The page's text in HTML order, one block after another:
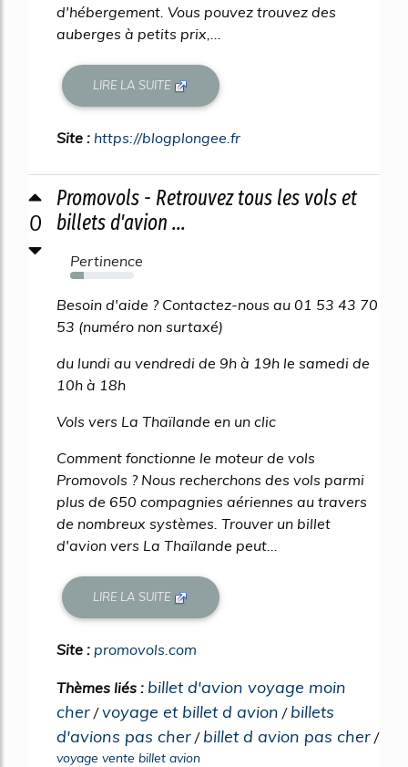
d'hébergement. Vous pouvez trouvez des
auberges à petits prix,...
LIRE LA SUITE
Site : https://blogplongee.fr
0
Promovols - Retrouvez tous les vols et
billets d'avion ...
Pertinence
21%
Besoin d'aide ? Contactez-nous au 01 53 43 70
53 (numéro non surtaxé)
du lundi au vendredi de 9h à 19h le samedi de
10h à 18h
Vols vers La Thaïlande en un clic
Comment fonctionne le moteur de vols
Promovols ? Nous recherchons des vols parmi
plus de 650 compagnies aériennes au travers
de nombreux systèmes. Trouver un billet
d'avion vers La Thaïlande peut...
LIRE LA SUITE
Site : promovols.com
Thèmes liés : billet d'avion voyage moin
cher /voyage et billet d avion / billets
d'avions pas cher / billet d avion pas cher /
voyage vente billet avion